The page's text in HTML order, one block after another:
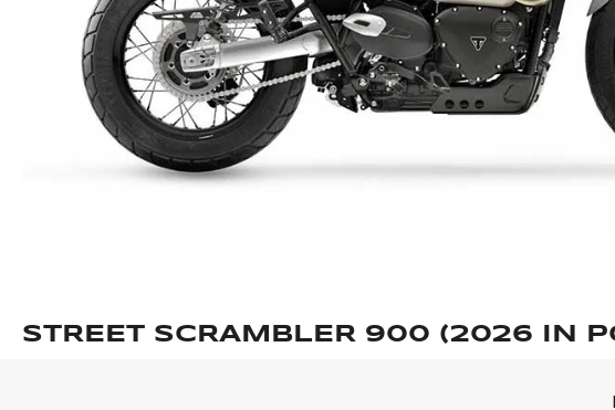
STREET SCRAMBLER 900 (2026 IN